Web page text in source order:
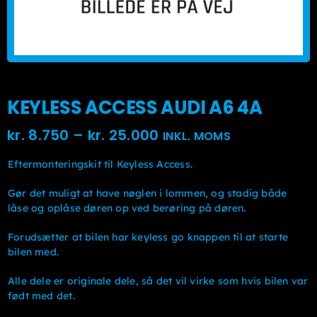
KEYLESS ACCESS AUDI A6 4A
kr. 8.750 – kr. 25.000 Prisinterval:
kr. 8.750kr. 7.000
kr. 25.000kr. 20.000
INKL. MOMS
Eftermonteringskit til Keyless Access.
Gør det muligt at have nøglen i lommen, og stadig både
låse og oplåse døren op ved berøring på døren.
Forudsætter at bilen har keyless go knappen til at starte
bilen med.
Alle dele er originale dele, så det vil virke som hvis bilen var
født med det.